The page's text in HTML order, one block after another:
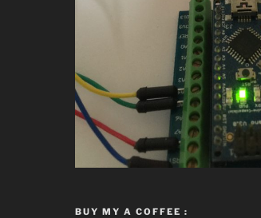
BUY MY A COFFEE :